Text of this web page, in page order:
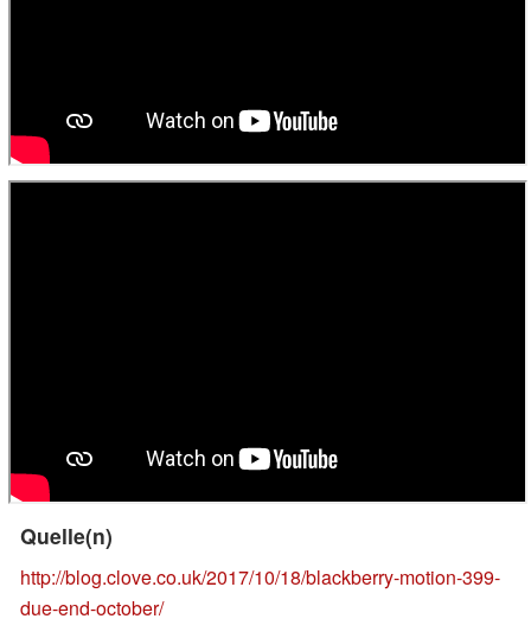
Quelle(n)
http://blog.clove.co.uk/2017/10/18/blackberry-motion-399-
due-end-october/